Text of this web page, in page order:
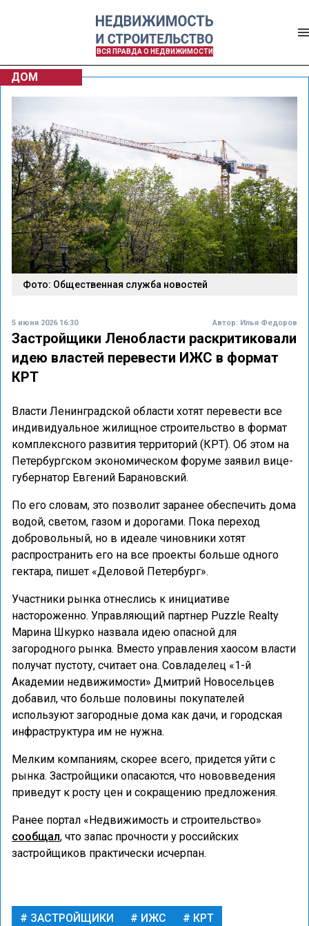
ВСЯ ПРАВДА О НЕДВИЖИМОСТИ
ДОМ
Фото: Общественная служба новостей
5 июня 2026 16:30 Автор: Илья Федоров
Застройщики Ленобласти раскритиковали
идею властей перевести ИЖС в формат
КРТ
Власти Ленинградской области хотят перевести все
индивидуальное жилищное строительство в формат
комплексного развития территорий (КРТ). Об этом на
Петербургском экономическом форуме заявил вице-
губернатор Евгений Барановский.
По его словам, это позволит заранее обеспечить дома
водой, светом, газом и дорогами. Пока переход
добровольный, но в идеале чиновники хотят
распространить его на все проекты больше одного
гектара, пишет «Деловой Петербург».
Участники рынка отнеслись к инициативе
настороженно. Управляющий партнер Puzzle Realty
Марина Шкурко назвала идею опасной для
загородного рынка. Вместо управления хаосом власти
получат пустоту, считает она. Совладелец «1-й
Академии недвижимости» Дмитрий Новосельцев
добавил, что больше половины покупателей
используют загородные дома как дачи, и городская
инфраструктура им не нужна.
Мелким компаниям, скорее всего, придется уйти с
рынка. Застройщики опасаются, что нововведения
приведут к росту цен и сокращению предложения.
Ранее портал «Недвижимость и строительство»
сообщал, что запас прочности у российских
застройщиков практически исчерпан.
ЗАСТРОЙЩИКИ ИЖС
КРТ